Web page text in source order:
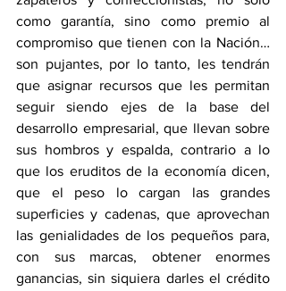
como garantía, sino como premio al
compromiso que tienen con la Nación…
son pujantes, por lo tanto, les tendrán
que asignar recursos que les permitan
seguir siendo ejes de la base del
desarrollo empresarial, que llevan sobre
sus hombros y espalda, contrario a lo
que los eruditos de la economía dicen,
que el peso lo cargan las grandes
superficies y cadenas, que aprovechan
las genialidades de los pequeños para,
con sus marcas, obtener enormes
ganancias, sin siquiera darles el crédito